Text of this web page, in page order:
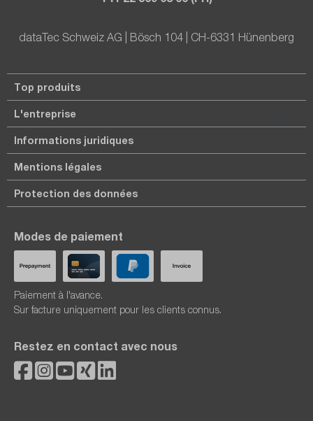
dataTec Schweiz AG | Bösch 104 | CH-6331 Hünenberg
Top produits
L'entreprise
Informations juridiques
Mentions légales
Protection des données
Modes de paiement
Paiement à l'avance.
Sur facture uniquement pour les clients connus.
Restez en contact avec nous